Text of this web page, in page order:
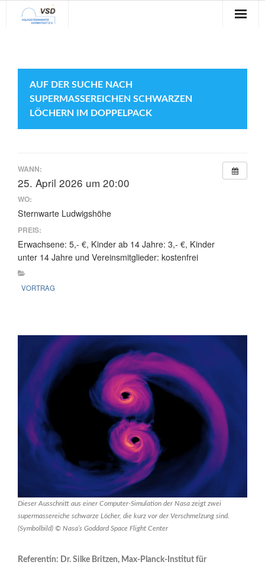
Veranstaltungen
Verein
Kontakt
AUF DER SUCHE NACH
SUPERMASSEREICHEN SCHWARZEN
LÖCHERN IM DOPPELPACK
WANN:
25. April 2026 um 20:00
WO:
Sternwarte Ludwigshöhe
PREIS:
Erwachsene: 5,- €, Kinder ab 14 Jahre: 3,- €, Kinder
unter 14 Jahre und Vereinsmitglieder: kostenfrei
VORTRAG
Dieser Ausschnitt aus einer Computer-Simulation der Nasa zeigt zwei
supermassereiche schwarze Löcher, die kurz vor der Verschmelzung sind.
(Symbolbild) © Nasa’s Goddard Space Flight Center
Referentin: Dr. Silke Britzen, Max-Planck-Institut für